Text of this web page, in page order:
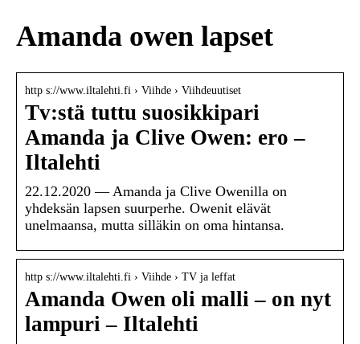
Amanda owen lapset
http s://www.iltalehti.fi › Viihde › Viihdeuutiset
Tv:stä tuttu suosikkipari
Amanda ja Clive Owen: ero –
Iltalehti
22.12.2020 — Amanda ja Clive Owenilla on
yhdeksän lapsen suurperhe. Owenit elävät
unelmaansa, mutta silläkin on oma hintansa.
http s://www.iltalehti.fi › Viihde › TV ja leffat
Amanda Owen oli malli – on nyt
lampuri – Iltalehti